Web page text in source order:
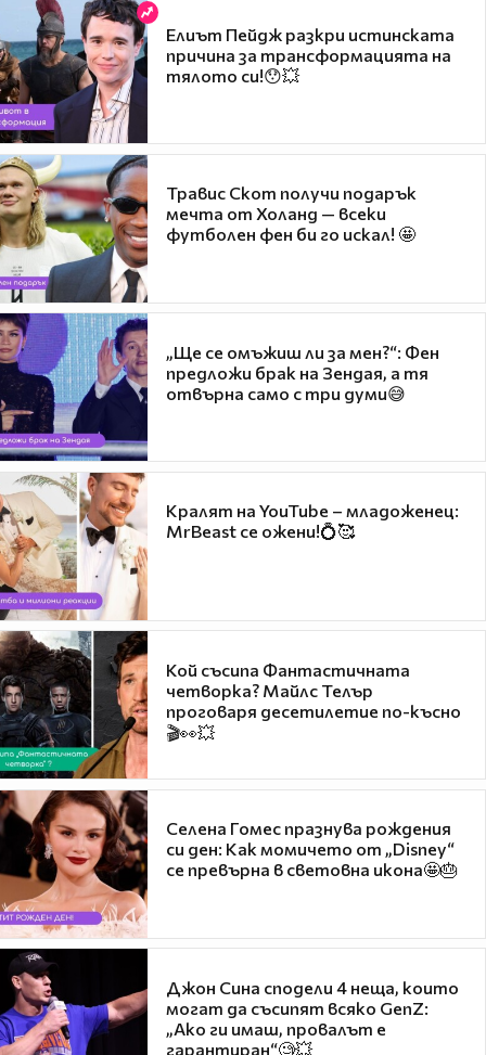
Елиът Пейдж разкри истинската
причина за трансформацията на
тялото си!😯💥
Травис Скот получи подарък
мечта от Холанд — всеки
футболен фен би го искал! 🤩
„Ще се омъжиш ли за мен?“: Фен
предложи брак на Зендая, а тя
отвърна само с три думи😅
Кралят на YouTube – младоженец:
MrBeast се ожени!💍🥰
Кой съсипа Фантастичната
четворка? Майлс Телър
проговаря десетилетие по-късно
🎬👀💥
Селена Гомес празнува рождения
си ден: Как момичето от „Disney“
се превърна в световна икона🤩🎂
Джон Сина сподели 4 неща, които
могат да съсипят всяко GenZ:
„Ако ги имаш, провалът е
гарантиран“🧐💥